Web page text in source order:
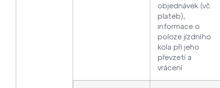
objednávek (vč.
plateb),
informace o
poloze jízdního
kola při jeho
převzetí a
vrácení